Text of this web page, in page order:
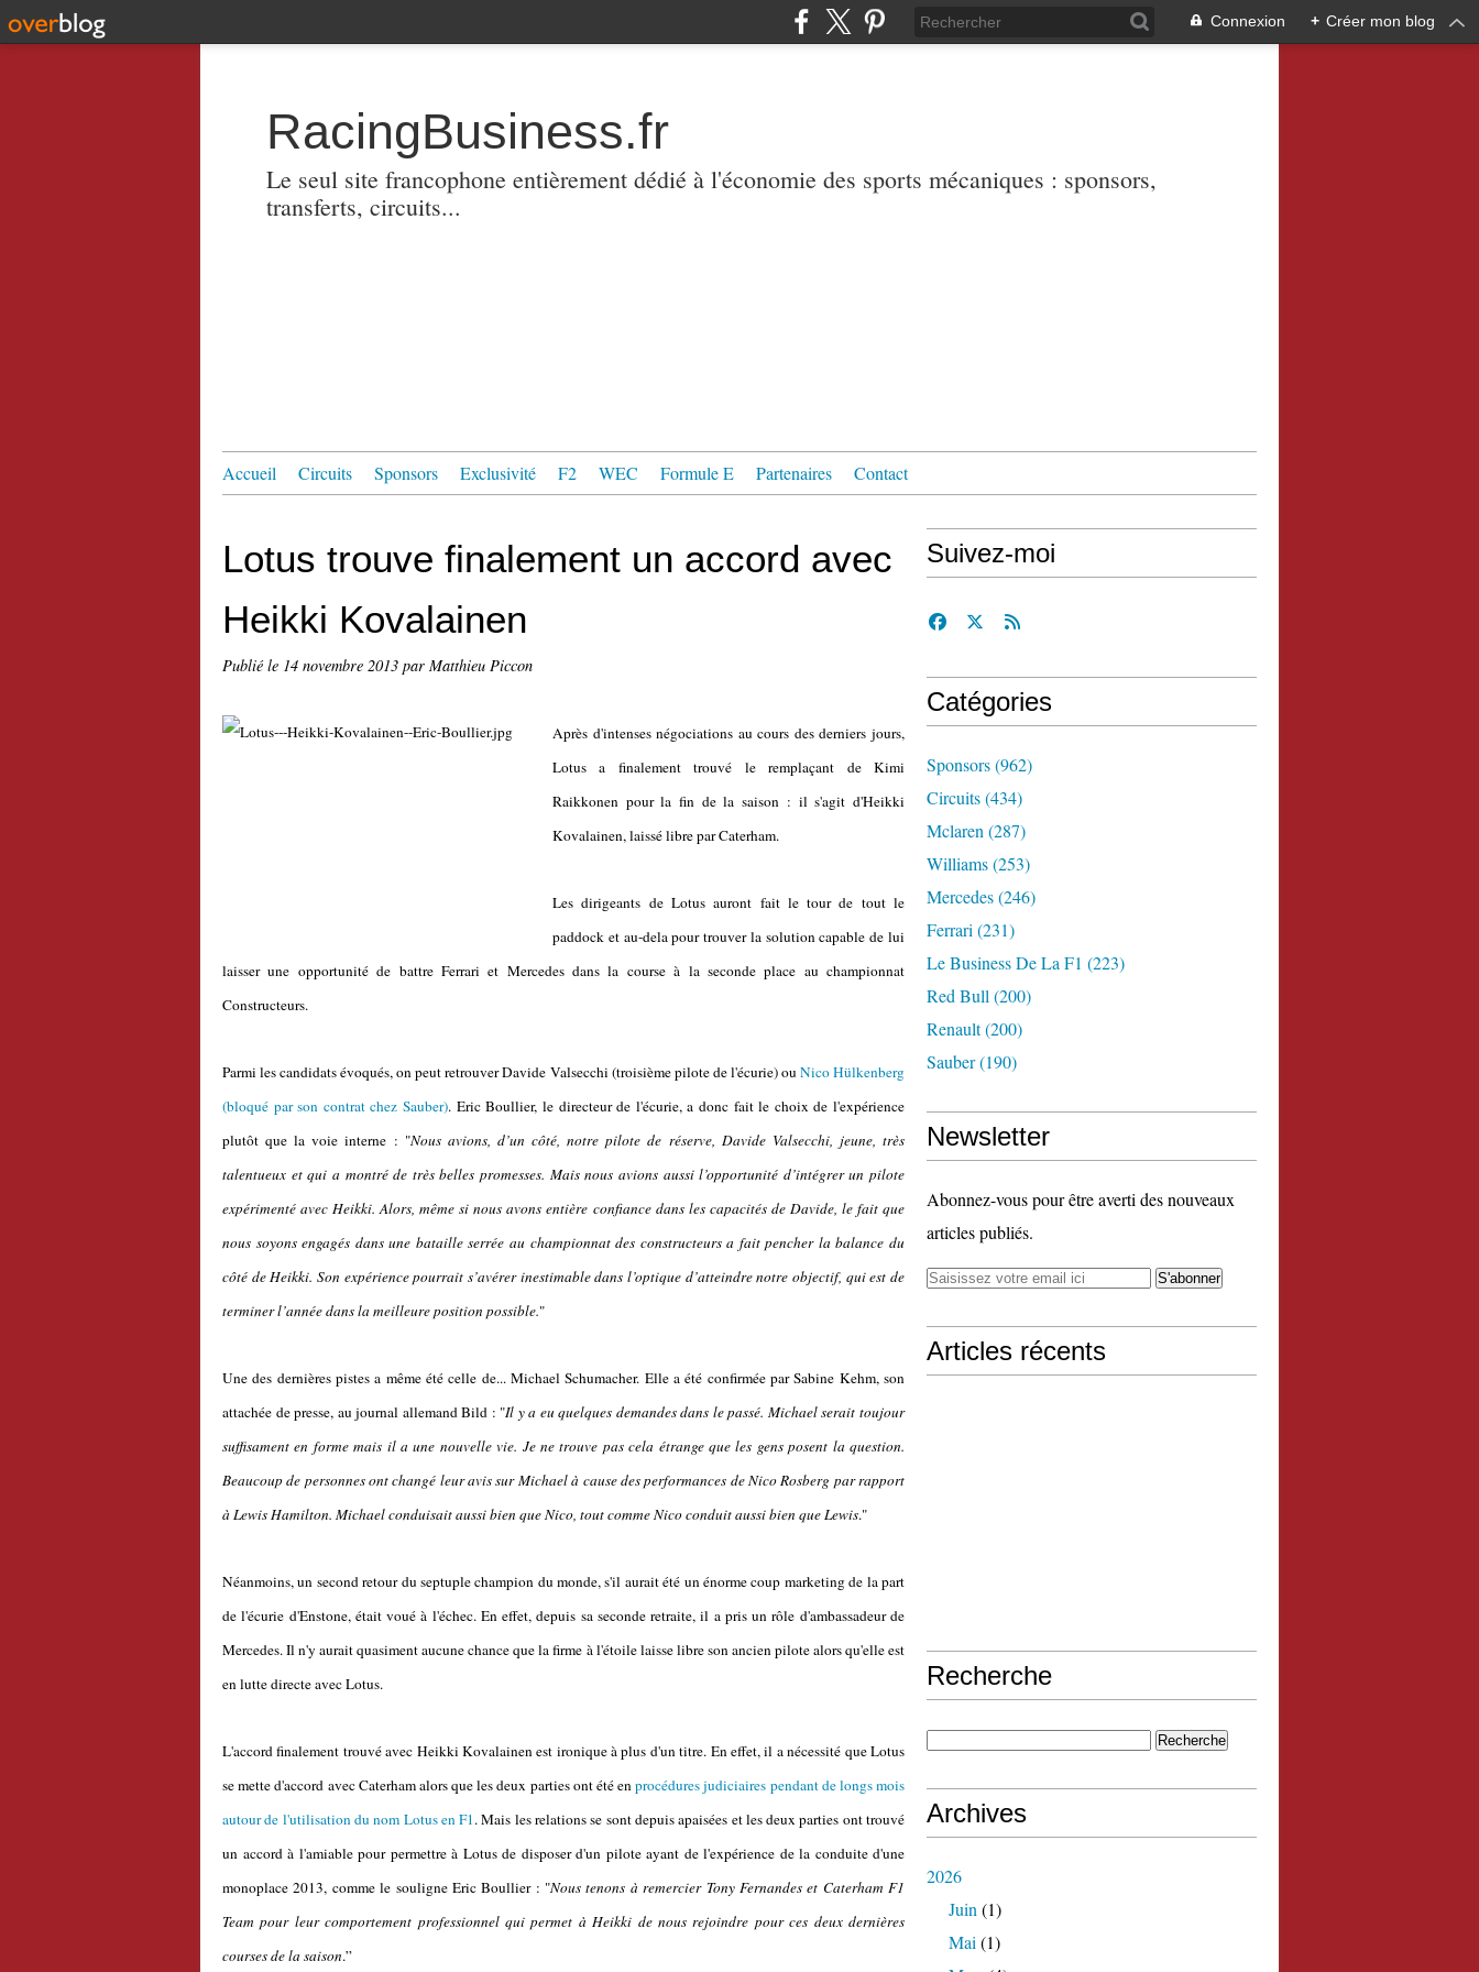
Connexion + Créer mon blog
RacingBusiness.fr
Le seul site francophone entièrement dédié à l'économie des sports mécaniques : sponsors,
transferts, circuits...
Accueil Circuits Sponsors Exclusivité F2 WEC Formule E Partenaires Contact
Lotus trouve finalement un accord avec
Heikki Kovalainen
Publié le 14 novembre 2013 par Matthieu Piccon
Après d'intenses négociations au cours des derniers jours,
Lotus a finalement trouvé le remplaçant de Kimi
Raikkonen pour la fin de la saison : il s'agit d'Heikki
Kovalainen, laissé libre par Caterham.
Les dirigeants de Lotus auront fait le tour de tout le
paddock et au-dela pour trouver la solution capable de lui
laisser une opportunité de battre Ferrari et Mercedes dans la course à la seconde place au championnat
Constructeurs.
Parmi les candidats évoqués, on peut retrouver Davide Valsecchi (troisième pilote de l'écurie) ou Nico Hülkenberg
(bloqué par son contrat chez Sauber). Eric Boullier, le directeur de l'écurie, a donc fait le choix de l'expérience
plutôt que la voie interne : "Nous avions, d’un côté, notre pilote de réserve, Davide Valsecchi, jeune, très
talentueux et qui a montré de très belles promesses. Mais nous avions aussi l’opportunité d’intégrer un pilote
expérimenté avec Heikki. Alors, même si nous avons entière confiance dans les capacités de Davide, le fait que
nous soyons engagés dans une bataille serrée au championnat des constructeurs a fait pencher la balance du
côté de Heikki. Son expérience pourrait s’avérer inestimable dans l’optique d’atteindre notre objectif, qui est de
terminer l’année dans la meilleure position possible."
Une des dernières pistes a même été celle de... Michael Schumacher. Elle a été confirmée par Sabine Kehm, son
attachée de presse, au journal allemand Bild : "Il y a eu quelques demandes dans le passé. Michael serait toujour
suffisament en forme mais il a une nouvelle vie. Je ne trouve pas cela étrange que les gens posent la question.
Beaucoup de personnes ont changé leur avis sur Michael à cause des performances de Nico Rosberg par rapport
à Lewis Hamilton. Michael conduisait aussi bien que Nico, tout comme Nico conduit aussi bien que Lewis."
Néanmoins, un second retour du septuple champion du monde, s'il aurait été un énorme coup marketing de la part
de l'écurie d'Enstone, était voué à l'échec. En effet, depuis sa seconde retraite, il a pris un rôle d'ambassadeur de
Mercedes. Il n'y aurait quasiment aucune chance que la firme à l'étoile laisse libre son ancien pilote alors qu'elle est
en lutte directe avec Lotus.
L'accord finalement trouvé avec Heikki Kovalainen est ironique à plus d'un titre. En effet, il a nécessité que Lotus
se mette d'accord avec Caterham alors que les deux parties ont été enprocédures judiciaires pendant de longs mois
autour de l'utilisation du nom Lotus en F1. Mais les relations se sont depuis apaisées et les deux parties ont trouvé
un accord à l'amiable pour permettre à Lotus de disposer d'un pilote ayant de l'expérience de la conduite d'une
monoplace 2013, comme le souligne Eric Boullier : "Nous tenons à remercier Tony Fernandes et Caterham F1
Team pour leur comportement professionnel qui permet à Heikki de nous rejoindre pour ces deux dernières
courses de la saison.”
Suivez-moi
Catégories
Sponsors(962)
Circuits(434)
Mclaren (287)
Williams(253)
Mercedes(246)
Ferrari (231)
Le Business De La F1 (223)
Red Bull (200)
Renault(200)
Sauber(190)
Newsletter
Abonnez-vous pour être averti des nouveaux
articles publiés.
Articles récents
Recherche
Archives
2026
Juin (1)
Mai (1)